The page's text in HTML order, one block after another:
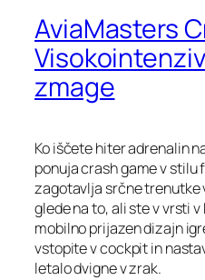
AviaMasters
zmage
Ko iščete hiter adrenalin
ponuja crash game v
zagotavlja srčne trenutke
glede na to, ali ste v vrsti
mobilno prijazen dizajn
vstopite v cockpit in
letalo dvigne v zrak.